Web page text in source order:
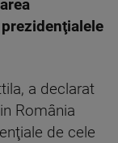
a declarat
România
de cele